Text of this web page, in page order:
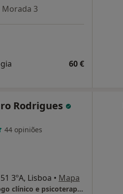
Morada 3
60 €
Rodrigues
44 opiniões
3ºA, Lisboa • Mapa
Dr. Pedro Rodrigues - Psicologo clínico e psicoterapeuta